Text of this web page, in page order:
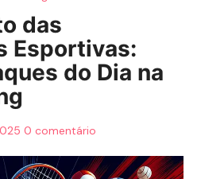
das
Esportivas:
do Dia na
0 comentário